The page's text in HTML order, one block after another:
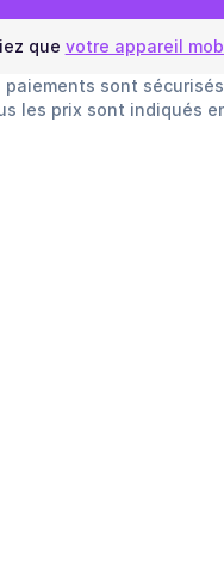
que votre appareil
paiements sont
les prix sont indiqués